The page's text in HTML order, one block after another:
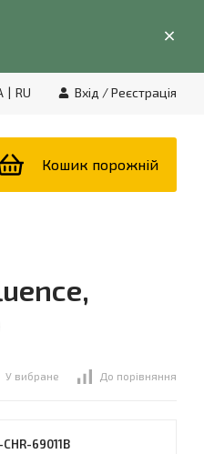
| RU Вхід /Реєстрація
Кошик порожній
У вибране До порівняння
CHR-69011B